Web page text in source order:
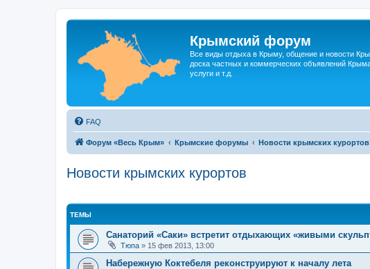
Крымский форум
Все виды отдыха в Крыму, общение и новости
доска частных и коммерческих объявлений
услуги и т.д.
FAQ
Форум «Весь Крым» Крымские форумы Новости крымских курортов
Новости крымских курортов
ТЕМЫ
Санаторий «Саки» встретит отдыхающих «живыми
Тюпа » 15 фев 2013, 13:00
Набережную Коктебеля реконструируют к началу лета